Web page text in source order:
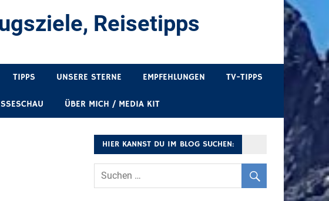
Reisetipps
TIPPS UNSERE STERNE EMPFEHLUNGEN TV-TIPPS
ÜBER MICH / MEDIA KIT
HIER KANNST DU IM BLOG SUCHEN: